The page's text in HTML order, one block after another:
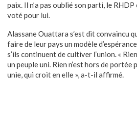
paix. Il n’a pas oublié son parti, le
voté pour lui.
Alassane Ouattara s’est dit convaincu
faire de leur pays un modèle
s’ils continuent de cultiver l’union. «
un peuple uni. Rien n’est hors de portée
unie, qui croit en elle », a-t-il affirmé.